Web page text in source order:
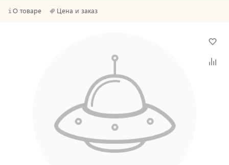
О товаре Цена и заказ